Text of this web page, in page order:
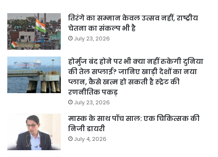
तिरंगे का सम्मान केवल उत्सव नहीं, राष्ट्रीय
चेतना का संकल्प भी है
July 23, 2026
होर्मुज बंद होने पर भी क्या नहीं रुकेगी दुनिया
की तेल सप्लाई? जानिए खाड़ी देशों का नया
प्लान, कैसे खत्म हो सकती है स्ट्रेट की
रणनीतिक पकड़
July 23, 2026
मास्क के साथ पॉच साल: एक चिकित्सक की
निजी डायरी
July 4, 2026